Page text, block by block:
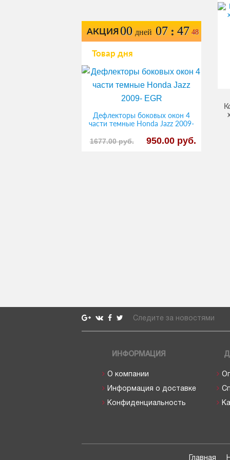
АКЦИЯ00 дней 07:47 48
Товар дня
Дефлекторы боковых окон 4
части темные Honda Jazz 2009-
1677.00 руб. 950.00 руб.
Следите за новостями
ИНФОРМАЦИЯ
О компании
Информация о доставке
Конфиденциальность
Главная